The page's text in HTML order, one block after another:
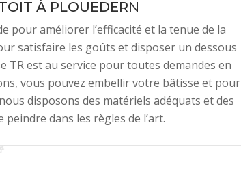
À PLOUEDERN
pour améliorer l’efficacité et la tenue de la
satisfaire les goûts et disposer un dessous
est au service pour toutes demandes en
vous pouvez embellir votre bâtisse et pour
disposons des matériels adéquats et des
dans les règles de l’art.